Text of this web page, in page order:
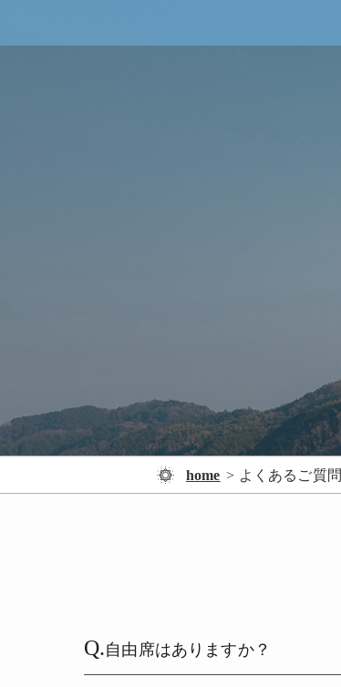
home よくあるご質問
Q.自由席はありますか？